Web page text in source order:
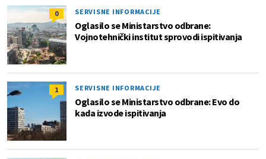
0 SERVISNE INFORMACIJE
Oglasilo se Ministarstvo odbrane:
Vojnotehnički institut sprovodi ispitivanja
1 SERVISNE INFORMACIJE
Oglasilo se Ministarstvo odbrane: Evo do
kada izvode ispitivanja